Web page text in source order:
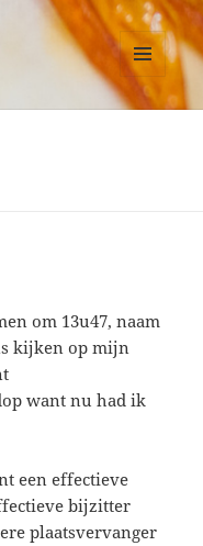
MENU
EN
om 13u47, naam
kijken op mijn
want nu had ik
een effectieve
bijzitter
plaatsvervanger